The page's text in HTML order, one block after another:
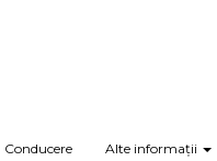
Conducere Alte informații